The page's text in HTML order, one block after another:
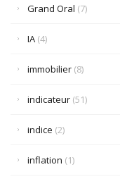
Grand Oral (7)
IA (4)
immobilier (8)
indicateur (51)
indice (2)
inflation (1)